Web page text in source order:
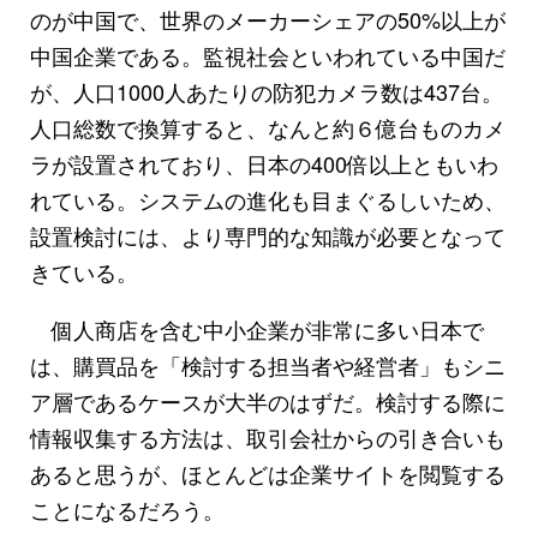
のが中国で、世界のメーカーシェアの50%以上が
中国企業である。監視社会といわれている中国だ
が、人口1000人あたりの防犯カメラ数は437台。
人口総数で換算すると、なんと約６億台ものカメ
ラが設置されており、日本の400倍以上ともいわ
れている。システムの進化も目まぐるしいため、
設置検討には、より専門的な知識が必要となって
きている。
個人商店を含む中小企業が非常に多い日本で
は、購買品を「検討する担当者や経営者」もシニ
ア層であるケースが大半のはずだ。検討する際に
情報収集する方法は、取引会社からの引き合いも
あると思うが、ほとんどは企業サイトを閲覧する
ことになるだろう。